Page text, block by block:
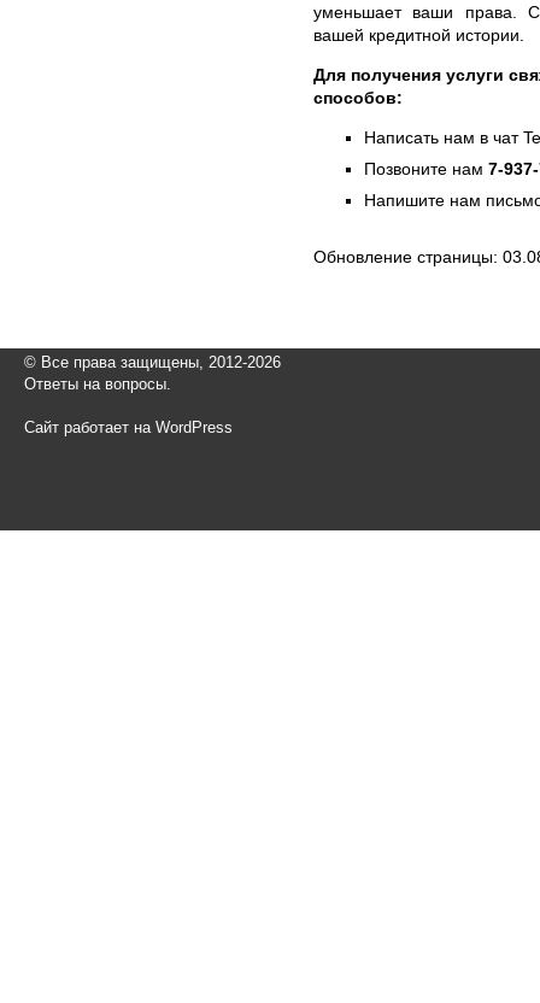
уменьшает ваши права.
вашей кредитной истории.
Для получения услуги
способов:
Написать нам в чат
Позвоните нам 7-
Напишите нам
Обновление страницы:
© Все права защищены, 2012-2026
Ответы на вопросы.
Сайт работает на WordPress